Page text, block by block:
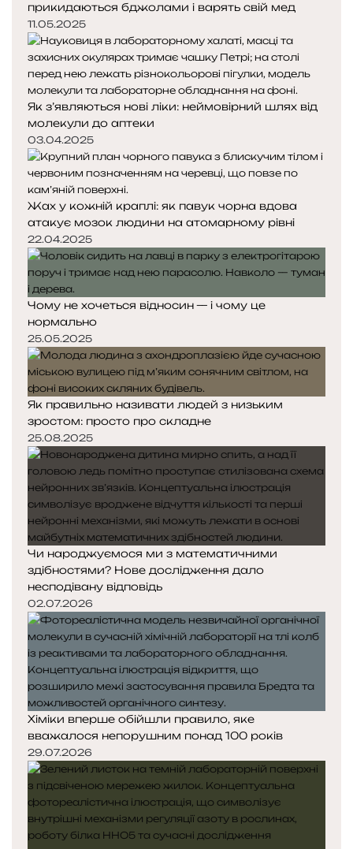
прикидаються бджолами і варять свій мед
11.05.2025
Як з’являються нові ліки: неймовірний шлях від
молекули до аптеки
03.04.2025
Жах у кожній краплі: як павук чорна вдова
атакує мозок людини на атомарному рівні
22.04.2025
Чому не хочеться відносин — і чому це
нормально
25.05.2025
Як правильно називати людей з низьким
зростом: просто про складне
25.08.2025
Чи народжуємося ми з математичними
здібностями? Нове дослідження дало
несподівану відповідь
02.07.2026
Хіміки вперше обійшли правило, яке
вважалося непорушним понад 100 років
29.07.2026